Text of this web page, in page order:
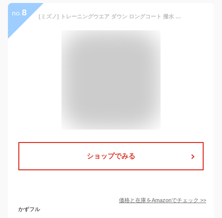
no. 8 [ミズノ] トレーニングウエア ダウン ロングコート 撥水 32MEB550 ページエントブルー
ショップでみる
価格と在庫をAmazonでチェック >>
かずフル